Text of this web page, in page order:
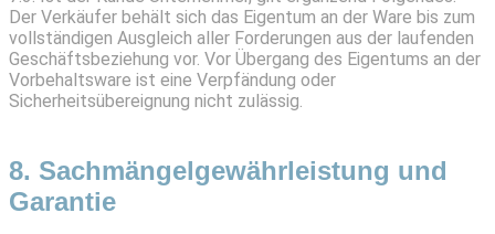
Der Verkäufer behält sich das Eigentum an der Ware bis zum
vollständigen Ausgleich aller Forderungen aus der laufenden
Geschäftsbeziehung vor. Vor Übergang des Eigentums an der
Vorbehaltsware ist eine Verpfändung oder
Sicherheitsübereignung nicht zulässig.
8. Sachmängelgewährleistung und
Garantie